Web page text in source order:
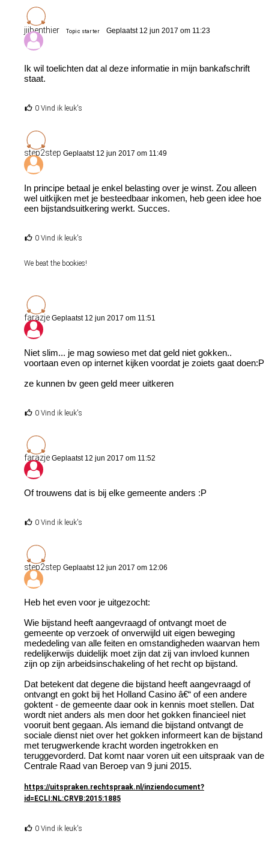
jijbenthier Topic starter Geplaatst 12 jun 2017 om 11:23
Ik wil toelichten dat al deze informatie in mijn bankafschrift
staat.
0 Vind ik leuk's
step2step Geplaatst 12 jun 2017 om 11:49
In principe betaal je enkel belasting over je winst. Zou alleen
wel uitkijken met je besteedbaar inkomen, heb geen idee hoe
een bijstandsuitkering werkt. Succes.
0 Vind ik leuk's
We beat the bookies!
farazje Geplaatst 12 jun 2017 om 11:51
Niet slim... je mag sowieso met dat geld niet gokken..
voortaan even op internet kijken voordat je zoiets gaat doen:P
ze kunnen bv geen geld meer uitkeren
0 Vind ik leuk's
farazje Geplaatst 12 jun 2017 om 11:52
Of trouwens dat is bij elke gemeente anders :P
0 Vind ik leuk's
step2step Geplaatst 12 jun 2017 om 12:06
Heb het even voor je uitgezocht:
Wie bijstand heeft aangevraagd of ontvangt moet de
gemeente op verzoek of onverwijld uit eigen beweging
mededeling van alle feiten en omstandigheden waarvan hem
redelijkerwijs duidelijk moet zijn dat zij van invloed kunnen
zijn op zijn arbeidsinschakeling of het recht op bijstand.
Dat betekent dat degene die bijstand heeft aangevraagd of
ontvangt en gokt bij het Holland Casino â€“ of een andere
goktent - de gemeente daar ook in kennis moet stellen. Dat
wordt niet anders als men door het gokken financieel niet
vooruit bent gegaan. Als iemand die bijstand ontvangt de
sociale dienst niet over het gokken informeert kan de bijstand
met terugwerkende kracht worden ingetrokken en
teruggevorderd. Dat komt naar voren uit een uitspraak van de
Centrale Raad van Beroep van 9 juni 2015.
https://uitspraken.rechtspraak.nl/inziendocument?
id=ECLI:NL:CRVB:2015:1885
0 Vind ik leuk's